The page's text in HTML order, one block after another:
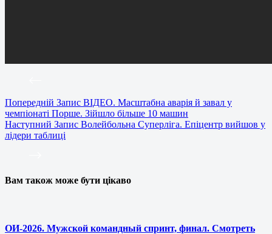
Попередній Запис ВІДЕО. Масштабна аварія й завал у
чемпіонаті Порше. Зійшло більше 10 машин
Наступний Запис Волейбольна Суперліга. Епіцентр вийшов у
лідери таблиці
Вам також може бути цікаво
ОИ-2026. Мужской командный спринт, финал. Смотреть